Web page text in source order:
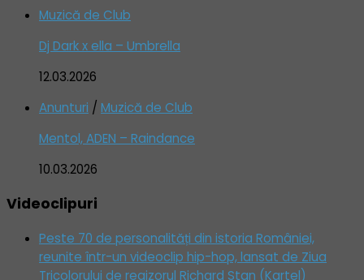
Muzică de Club
Dj Dark x ella – Umbrella
12.03.2026
Anunturi / Muzică de Club
Mentol, ADEN – Raindance
10.03.2026
Videoclipuri
Peste 70 de personalități din istoria României,
reunite într-un videoclip hip-hop, lansat de Ziua
Tricolorului de regizorul Richard Stan (Kartel)